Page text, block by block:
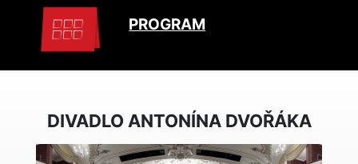
PROGRAM
DIVADLO ANTONÍNA DVOŘÁKA